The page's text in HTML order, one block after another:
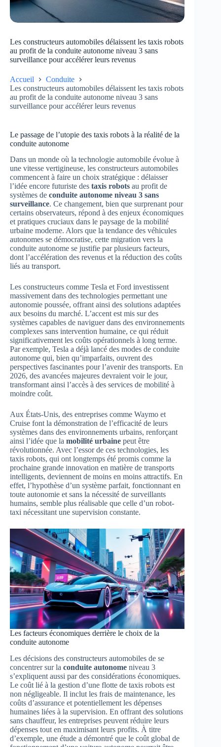
Les constructeurs automobiles délaissent les taxis robots
au profit de la conduite autonome niveau 3 sans
surveillance pour accélérer leurs revenus
Accueil
Conduite
Les constructeurs automobiles délaissent les taxis robots
au profit de la conduite autonome niveau 3 sans
surveillance pour accélérer leurs revenus
Le passage de l’utopie des taxis robots à la réalité de la
conduite autonome
Dans un monde où la technologie automobile évolue à
une vitesse vertigineuse, les constructeurs automobiles
commencent à faire un choix stratégique : délaisser
l’idée encore futuriste des taxis robots au profit de
systèmes de conduite autonome niveau 3 sans
surveillance. Ce changement, bien que surprenant pour
certains observateurs, répond à des enjeux économiques
et pratiques cruciaux dans le paysage de la mobilité
urbaine moderne. Alors que la tendance des véhicules
autonomes se démocratise, cette migration vers la
conduite autonome se justifie par plusieurs facteurs,
dont l’accélération des revenus et la réduction des coûts
liés au transport.
Les constructeurs comme Tesla et Ford investissent
massivement dans des technologies permettant une
autonomie poussée, offrant ainsi des solutions adaptées
aux besoins du marché. L’accent est mis sur des
systèmes capables de naviguer dans des environnements
complexes sans intervention humaine, ce qui réduit
significativement les coûts opérationnels à long terme.
Par exemple, Tesla a déjà lancé des modes de conduite
autonome qui, bien qu’imparfaits, ouvrent des
perspectives fascinantes pour l’avenir des transports. En
2026, des avancées majeures devraient voir le jour,
transformant ainsi l’accès à des services de mobilité à
moindre coût.
Aux États-Unis, des entreprises comme Waymo et
Cruise font la démonstration de l’efficacité de leurs
systèmes dans des environnements urbains, renforçant
ainsi l’idée que la mobilité urbaine peut être
révolutionnée. Avec l’essor de ces technologies, les
taxis robots, qui ont longtemps été promis comme la
prochaine grande innovation en matière de transports
intelligents, deviennent de moins en moins attractifs. En
effet, l’hypothèse d’un système parfait, fonctionnant en
toute autonomie et sans la nécessité de surveillants
humains, semble plus réalisable que celle d’un robot-
taxi nécessitant une supervision constante.
Les facteurs économiques derrière le choix de la
conduite autonome
Les décisions des constructeurs automobiles de se
concentrer sur la conduite autonome niveau 3
s’expliquent aussi par des considérations économiques.
Le coût lié à la gestion d’une flotte de taxis robots est
non négligeable. Il inclut les frais de maintenance, les
coûts d’assurance et potentiellement les dépenses
humaines liées à la supervision. En offrant des solutions
sans chauffeur, les entreprises peuvent réduire leurs
dépenses tout en maximisant leurs profits. À titre
d’exemple, une étude a démontré que le coût global de